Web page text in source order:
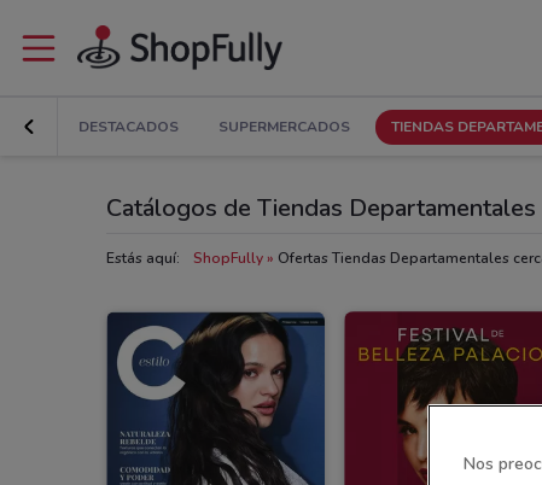
DESTACADOS SUPERMERCADOS TIENDAS
Catálogos de Tiendas Departamentales
Estás aquí: ShopFully Ofertas Tiendas Departamentales
Nos